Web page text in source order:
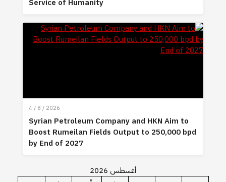
Service of Humanity
4 / 8 / 2026
Syrian Petroleum Company and HKN Aim to
Boost Rumeilan Fields Output to 250,000 bpd
by End of 2027
أغسطس 2026